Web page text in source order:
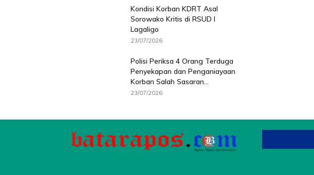
Kondisi Korban KDRT Asal
Sorowako Kritis di RSUD I
Lagaligo
23/07/2026
Polisi Periksa 4 Orang Terduga
Penyekapan dan Penganiayaan
Korban Salah Sasaran...
23/07/2026